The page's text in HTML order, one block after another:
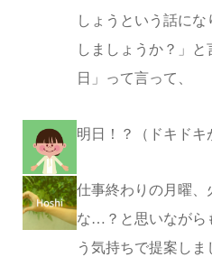
しょうという話に
しましょうか？」
日」って言って、
明日！？（ドキドキ
仕事終わりの月曜、
な…？と思いながら
う気持ちで提案しま